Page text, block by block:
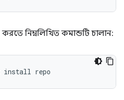
নিম্নলিখিত কমান্ডটি চালান:
install repo